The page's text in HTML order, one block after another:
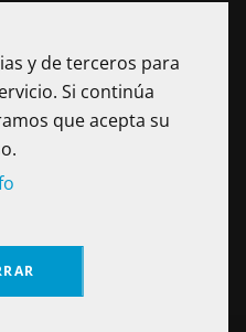
y de terceros para
Si continúa
que acepta su